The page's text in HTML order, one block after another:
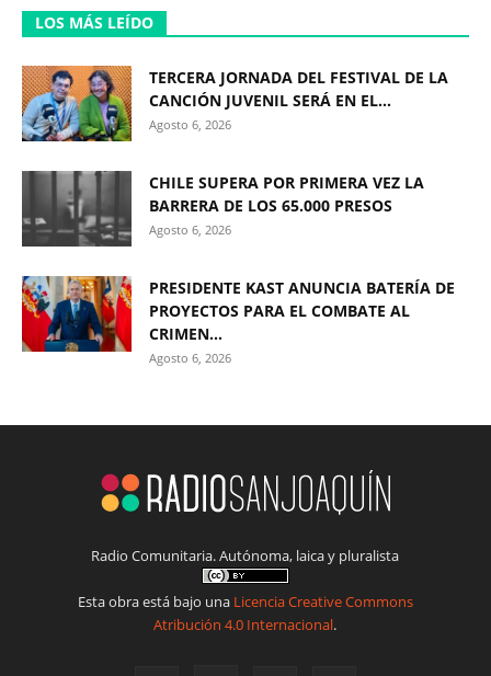
LOS MÁS LEÍDO
TERCERA JORNADA DEL FESTIVAL DE LA
CANCIÓN JUVENIL SERÁ EN EL...
Agosto 6, 2026
CHILE SUPERA POR PRIMERA VEZ LA
BARRERA DE LOS 65.000 PRESOS
Agosto 6, 2026
PRESIDENTE KAST ANUNCIA BATERÍA DE
PROYECTOS PARA EL COMBATE AL
CRIMEN...
Agosto 6, 2026
Radio Comunitaria. Autónoma, laica y pluralista
Esta obra está bajo una Licencia Creative Commons
Atribución 4.0 Internacional.